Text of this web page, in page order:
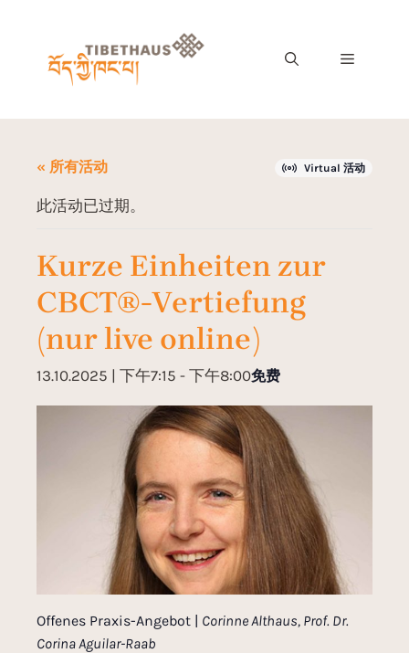
« 所有活动 Virtual 活动
此活动已过期。
Kurze Einheiten zur
CBCT®-Vertiefung
(nur live online)
13.10.2025 | 下午7:15 - 下午8:00免费
Offenes Praxis-Angebot | Corinne Althaus, Prof. Dr.
Corina Aguilar-Raab